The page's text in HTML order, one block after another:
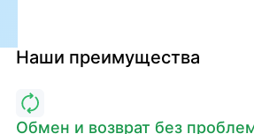
Наши преимущества
Обмен и возврат без